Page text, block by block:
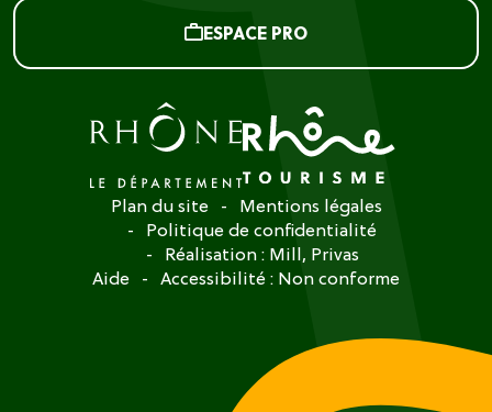
ESPACE PRO
Plan du site
Mentions légales
Politique de confidentialité
Réalisation : Mill, Privas
Aide
Accessibilité : Non conforme